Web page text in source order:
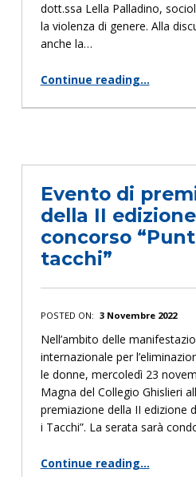
dott.ssa Lella Palladino,
la violenza di genere. Alla
anche la…
Continue reading…
Evento di
della II
concorso
tacchi”
POSTED ON: 3 Novembre 2022
Nell’ambito delle
internazionale per
le donne, mercoledì 23
Magna del Collegio Ghislieri
premiazione della II edizione
i Tacchi”. La serata sarà
Continue reading…